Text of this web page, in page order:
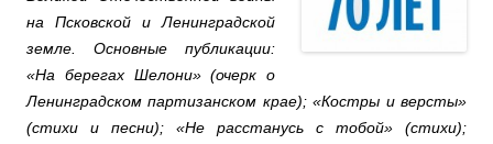
на Псковской и Ленинградской
земле. Основные публикации:
«На берегах Шелони» (очерк о
Ленинградском партизанском крае); «Костры и версты»
(стихи и песни); «Не расстанусь с тобой» (стихи);